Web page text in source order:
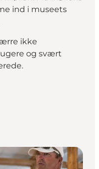
ind i museets
ikke
og svært
on_map